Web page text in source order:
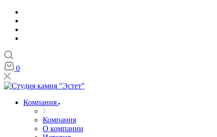
0
Компания
Компания
О компании